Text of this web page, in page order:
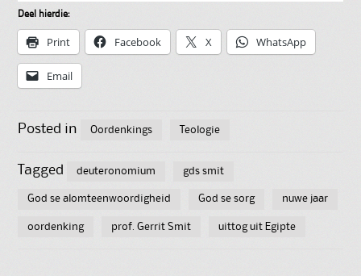
Deel hierdie:
Print Facebook X WhatsApp
Email
Posted in Oordenkings Teologie
Tagged deuteronomium gds smit
God se alomteenwoordigheid God se sorg nuwe jaar
oordenking prof. Gerrit Smit uittog uit Egipte